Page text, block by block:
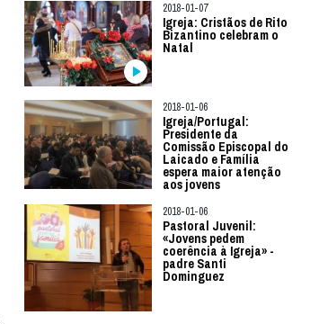
2018-01-07
Igreja: Cristãos de Rito
Bizantino celebram o
Natal
2018-01-06
Igreja/Portugal:
Presidente da
Comissão Episcopal do
Laicado e Família
espera maior atenção
aos jovens
2018-01-06
Pastoral Juvenil:
«Jovens pedem
coerência à Igreja» -
padre Santi
Dominguez